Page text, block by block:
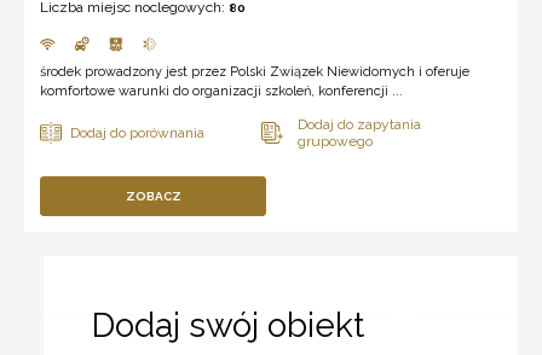
Liczba miejsc noclegowych: 80
środek prowadzony jest przez Polski Związek Niewidomych i oferuje
komfortowe warunki do organizacji szkoleń, konferencji ...
ZOBACZ
Dodaj swój obiekt